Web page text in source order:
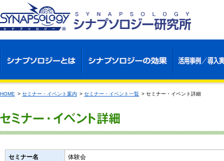
HOME > セミナー・イベント案内 > セミナー・イベント一覧 > セミナー・イベント詳細
セミナー名
体験会